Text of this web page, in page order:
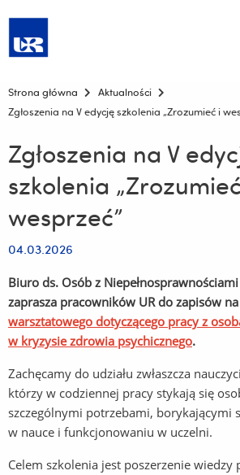
Menu - górna belka
Strona główna
Aktualności
Zgłoszenia na V edycję szkolenia „Zrozumieć i
Zgłoszenia na V
szkolenia
wesprzeć”
04.03.2026
Biuro ds. Osób z
zaprasza pracowników UR do zapisów na
warsztatowego dotyczącego pracy z
w kryzysie zdrowia psychicznego.
Zachęcamy do udziału zwłaszcza
którzy w codziennej pracy stykają się
szczególnymi potrzebami, borykającymi
w nauce i funkcjonowaniu w uczelni.
Celem szkolenia jest poszerzenie